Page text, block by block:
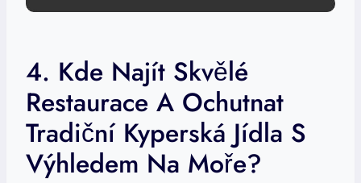
4. Kde Najít⁢ Skvělé
Restaurace⁢ A Ochutnat⁤
Tradiční ​kyperská​ Jídla S
Výhledem Na ⁤moře?